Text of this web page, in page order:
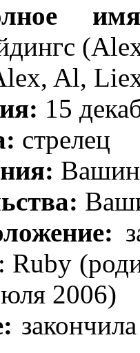
Al,
15
стрелец
Ruby
2006)